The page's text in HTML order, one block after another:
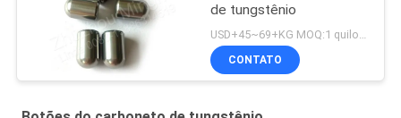
de tungstênio
USD+45~69+KG MOQ:1 quilograma
CONTATO